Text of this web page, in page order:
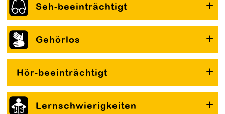
Seh-beeinträchtigt
Gehörlos
Hör-beeinträchtigt
Lernschwierigkeiten